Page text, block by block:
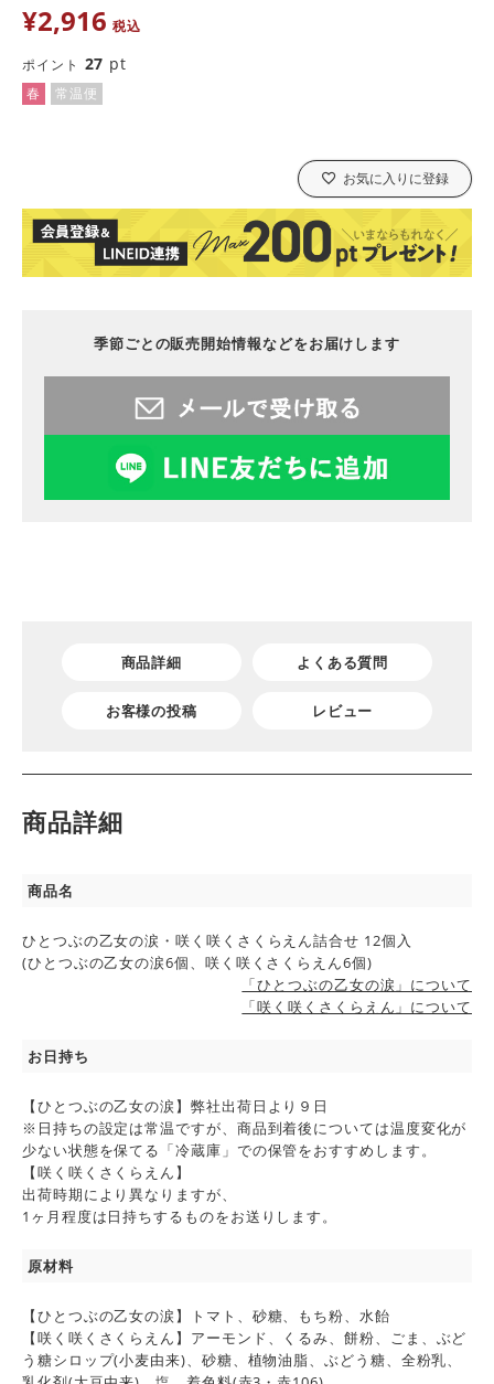
¥2,916 税込
ポイント 27 pt
春 常温便
お気に入りに登録
季節ごとの販売開始情報などをお届けします
商品詳細 よくある質問
お客様の投稿 レビュー
商品詳細
商品名
ひとつぶの乙女の涙・咲く咲くさくらえん詰合せ 12個入
(ひとつぶの乙女の涙6個、咲く咲くさくらえん6個)
「ひとつぶの乙女の涙」について
「咲く咲くさくらえん」について
お日持ち
【ひとつぶの乙女の涙】弊社出荷日より９日
※日持ちの設定は常温ですが、商品到着後については温度変化が
少ない状態を保てる「冷蔵庫」での保管をおすすめします。
【咲く咲くさくらえん】
出荷時期により異なりますが、
1ヶ月程度は日持ちするものをお送りします。
原材料
【ひとつぶの乙女の涙】トマト、砂糖、もち粉、水飴
【咲く咲くさくらえん】アーモンド、くるみ、餅粉、ごま、ぶど
う糖シロップ(小麦由来)、砂糖、植物油脂、ぶどう糖、全粉乳、